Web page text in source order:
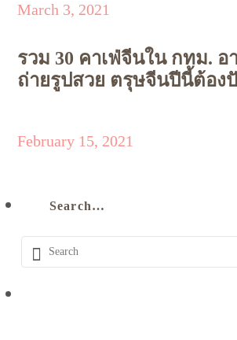
March 3, 2021
รวม 30 คาเฟ่จีนใน กทม. อ
ถ่ายรูปสวย ตรุษจีนปีนี้ต้อง
February 15, 2021
Search…